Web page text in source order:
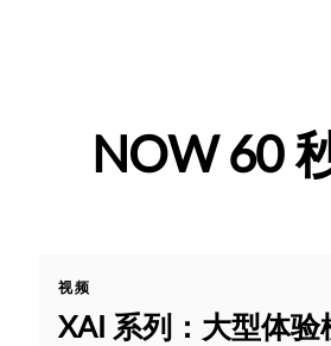
NOW 60
视频
XAI 系列：大型体验